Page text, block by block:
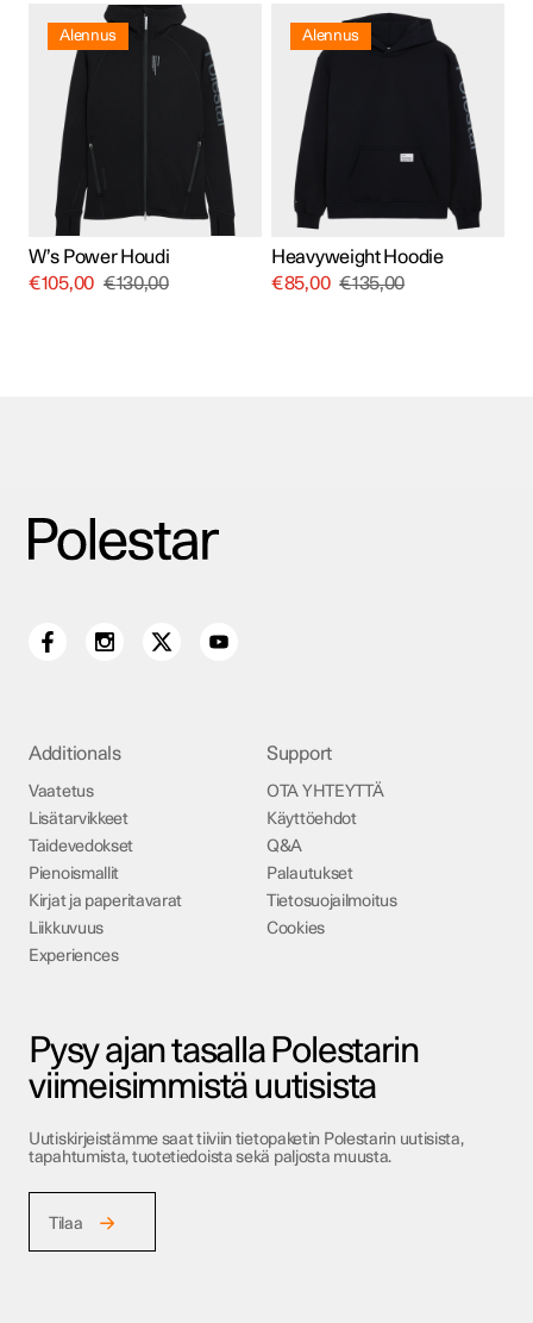
Alennus
W’s Power Houdi
€105,00 €130,00
tuotteella
useampi
muunnelma.
tehdä
valinnat
tuotteen
sivulla.
Alennus
Heavyweight Hoodie
€85,00 €135,00
tuotteella
useampi
muunnelma.
tehdä
valinnat
tuotteen
sivulla.
Additionals
Vaatetus
Lisätarvikkeet
Taidevedokset
Pienoismallit
Kirjat ja paperitavarat
Liikkuvuus
Experiences
Support
OTA YHTEYTTÄ
Käyttöehdot
Q&A
Palautukset
Tietosuojailmoitus
Cookies
Pysy ajan tasalla Polestarin
viimeisimmistä uutisista
Uutiskirjeistämme saat tiiviin tietopaketin Polestarin uutisista,
tapahtumista, tuotetiedoista sekä paljosta muusta.
Tilaa